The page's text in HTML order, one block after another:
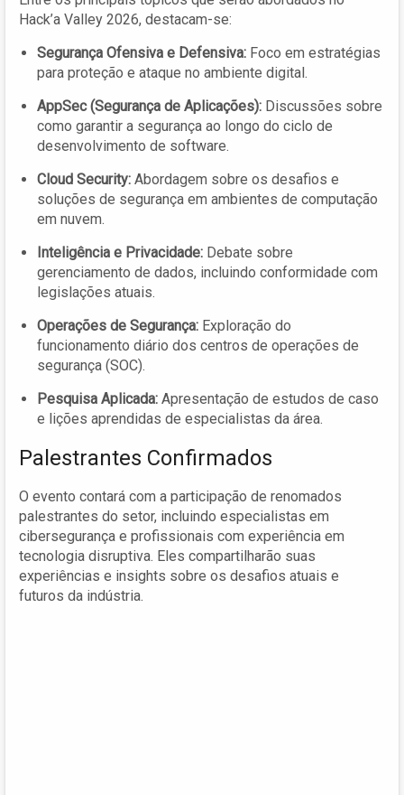
Hack’a Valley 2026, destacam-se:
Segurança Ofensiva e Defensiva: Foco em estratégias
para proteção e ataque no ambiente digital.
AppSec (Segurança de Aplicações): Discussões sobre
como garantir a segurança ao longo do ciclo de
desenvolvimento de software.
Cloud Security: Abordagem sobre os desafios e
soluções de segurança em ambientes de computação
em nuvem.
Inteligência e Privacidade: Debate sobre
gerenciamento de dados, incluindo conformidade com
legislações atuais.
Operações de Segurança: Exploração do
funcionamento diário dos centros de operações de
segurança (SOC).
Pesquisa Aplicada: Apresentação de estudos de caso
e lições aprendidas de especialistas da área.
Palestrantes Confirmados
O evento contará com a participação de renomados
palestrantes do setor, incluindo especialistas em
cibersegurança e profissionais com experiência em
tecnologia disruptiva. Eles compartilharão suas
experiências e insights sobre os desafios atuais e
futuros da indústria.